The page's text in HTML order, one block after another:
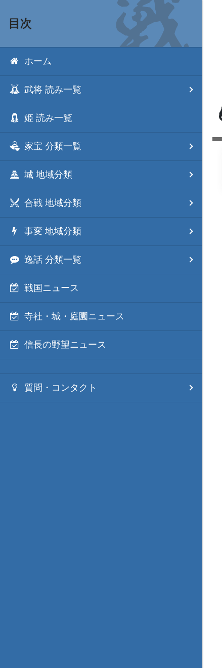
目次
ホーム
武将 読み一覧
姫 読み一覧
家宝 分類一覧
城 地域分類
合戦 地域分類
事変 地域分類
逸話 分類一覧
戦国ニュース
寺社・城・庭園ニュース
信長の野望ニュース
質問・コンタクト